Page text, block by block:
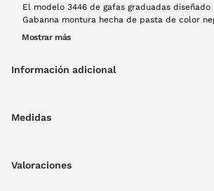
El modelo 3446 de gafas graduadas diseñado
Gabanna montura hecha de pasta de color
rectangulares, representa ese estilo para
quedar sin ellas, en VisionLab! la tenemos.
Mostrar más
Información adicional
Medidas
Valoraciones